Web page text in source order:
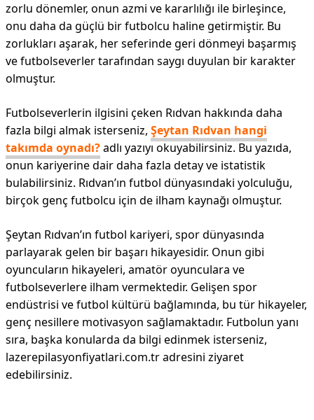
zorlu dönemler, onun azmi ve kararlılığı ile birleşince,
onu daha da güçlü bir futbolcu haline getirmiştir. Bu
zorlukları aşarak, her seferinde geri dönmeyi başarmış
ve futbolseverler tarafından saygı duyulan bir karakter
olmuştur.
Futbolseverlerin ilgisini çeken Rıdvan hakkında daha
fazla bilgi almak isterseniz, Şeytan Rıdvan hangi
takımda oynadı?adlı yazıyı okuyabilirsiniz. Bu yazıda,
onun kariyerine dair daha fazla detay ve istatistik
bulabilirsiniz. Rıdvan’ın futbol dünyasındaki yolculuğu,
birçok genç futbolcu için de ilham kaynağı olmuştur.
Şeytan Rıdvan’ın futbol kariyeri, spor dünyasında
parlayarak gelen bir başarı hikayesidir. Onun gibi
oyuncuların hikayeleri, amatör oyunculara ve
futbolseverlere ilham vermektedir. Gelişen spor
endüstrisi ve futbol kültürü bağlamında, bu tür hikayeler,
genç nesillere motivasyon sağlamaktadır. Futbolun yanı
sıra, başka konularda da bilgi edinmek isterseniz,
lazerepilasyonfiyatlari.com.tr adresini ziyaret
edebilirsiniz.